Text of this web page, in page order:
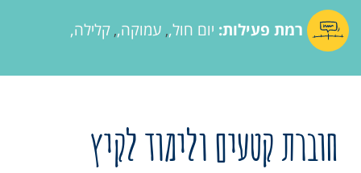
רמת פעילות: יום חול , עמוקה , קלילה
חוברת קטעים ולימוד לקיץ